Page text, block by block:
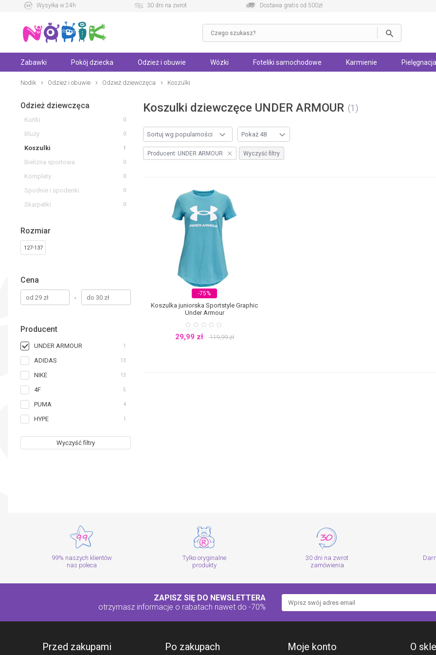
Wysyłka w 24h 30 dni na zwrot Dostawa gratis od 500zł
Zabawki Pokój dziecka Odzież i obuwie Wózki Foteliki samochodowe Karmienie
Nodik Odzież i obuwie Odzież dziewczęca Koszulki
Koszulki dziewczęce UNDER ARMOUR 1
Odzież dziewczęca
Kurtki 0
Bluzy 0
Koszulki 1
Bielizna sportowa 0
Komplety 0
Spodnie i spodenki 0
Skarpetki 0
Rozmiar
127-137
Cena
-
Producent
UNDER ARMOUR 1
ADIDAS 13
NIKE 13
4F 5
PUMA 4
HYPE 1
Wyczyść filtry
Wyczyść filtry
Producent: UNDER ARMOUR
-75%
Koszulka juniorska Sportstyle Graphic
Under Armour
29,99 zł 119,99zł
99% naszych klientów
nas poleca
Tylko oryginalne
produkty
30 dni na zwrot
zamówienia
ZAPISZ SIĘ DO NEWSLETTERA
otrzymasz informacje o rabatach nawet do -70%
Przed zakupami Po zakupach Moje konto O